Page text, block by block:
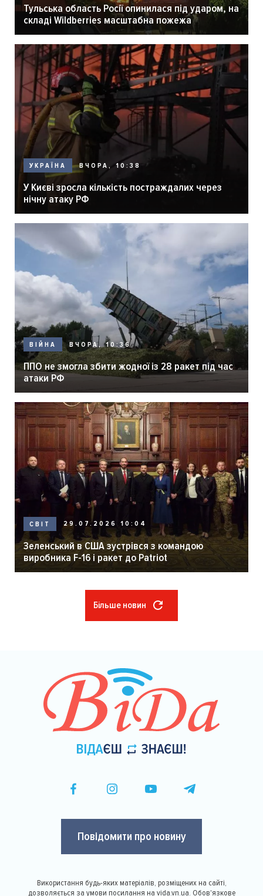
Тульська область Росії опинилася під ударом, на
складі Wildberries масштабна пожежа
УКРАЇНА ВЧОРА, 10:38
У Києві зросла кількість постраждалих через
нічну атаку РФ
ВІЙНА ВЧОРА, 10:36
ППО не змогла збити жодної із 28 ракет під час
атаки РФ
СВІТ 29.07.2026 10:04
Зеленський в США зустрівся з командою
виробника F-16 і ракет до Patriot
Більше новин
Повідомити про новину
Використання будь-яких матеріалів, розміщених на сайті,
дозволяється за умови посилання на vida.vn.ua. Обов'язкове